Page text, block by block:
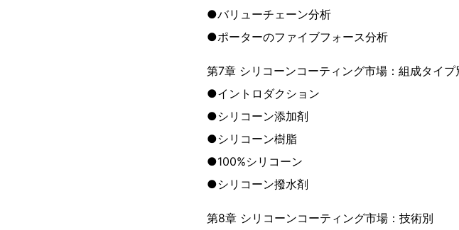
●バリューチェーン分析
●ポーターのファイブフォース分析
第7章 シリコーンコーティング市場：組成タイプ
●イントロダクション
●シリコーン添加剤
●シリコーン樹脂
●100%シリコーン
●シリコーン撥水剤
第8章 シリコーンコーティング市場：技術別